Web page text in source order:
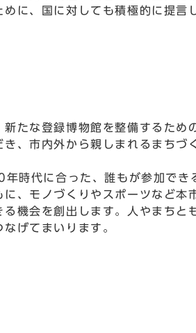
に、国に対しても積極的に提言
たな登録博物館を整備するため
、市内外から親しまれるまちづ
代に合った、誰もが参加でき
、モノづくりやスポーツなど本
機会を創出します。人やまちと
げてまいります。